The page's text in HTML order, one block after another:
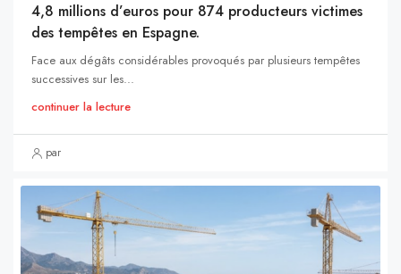
4,8 millions d’euros pour 874 producteurs victimes
des tempêtes en Espagne.
Face aux dégâts considérables provoqués par plusieurs tempêtes
successives sur les...
continuer la lecture
par